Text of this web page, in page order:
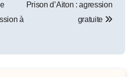
à
Prison d’Aiton : agression
gratuite